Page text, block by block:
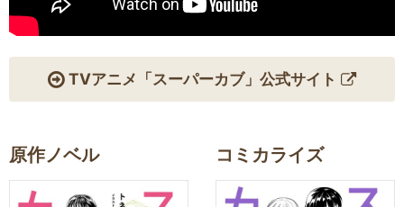
TVアニメ「スーパーカブ」公式サイト
原作ノベル コミカライズ